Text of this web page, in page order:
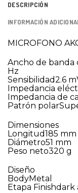
DESCRIPCIÓN
INFORMACIÓN
MICROFONO
Ancho de banda
Hz
Sensibilidad2.6
Impedancia
Impedancia de
Patrón
Dimensiones
Longitud185 mm
Diámetro51 mm
Peso neto320 g
Diseño
BodyMetal
Etapa Finishdark